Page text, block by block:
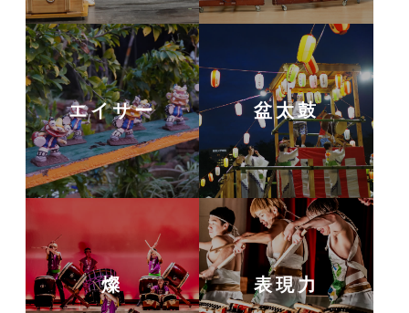
エイサー 盆太鼓
燦 表現力